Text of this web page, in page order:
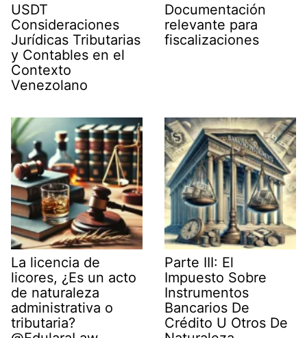
USDT
Consideraciones
Jurídicas Tributarias
y Contables en el
Contexto
Venezolano
Documentación
relevante para
fiscalizaciones
La licencia de
licores, ¿Es un acto
de naturaleza
administrativa o
tributaria?
Parte III: El
Impuesto Sobre
Instrumentos
Bancarios De
Crédito U Otros De